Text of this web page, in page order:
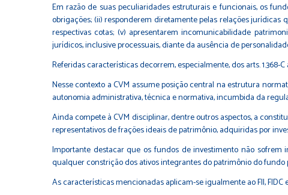
Em razão de suas peculiaridades estruturais e funcionais, os
obrigações; (ii) responderem diretamente pelas relações
respectivas cotas; (v) apresentarem incomunicabilidade
jurídicos, inclusive processuais, diante da ausência de
Referidas características decorrem, especialmente, dos arts. 1.368-C
Nesse contexto a CVM assume posição central na estrutura
autonomia administrativa, técnica e normativa, incumbida da
Ainda compete à CVM disciplinar, dentre outros aspectos, a
representativos de frações ideais de patrimônio, adquiridas por
Importante destacar que os fundos de investimento não
qualquer constrição dos ativos integrantes do patrimônio do
As características mencionadas aplicam-se igualmente ao FII,